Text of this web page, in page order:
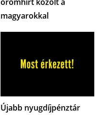
magyarokkal
Újabb nyugdíjpénztár